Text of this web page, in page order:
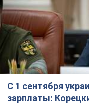
С 1 сентября
зарплаты: